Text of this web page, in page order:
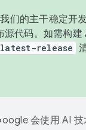
们的主干稳定开
源代码。如需构
release
会使用 AI